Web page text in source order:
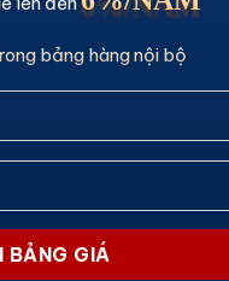
bảng hàng nội bộ